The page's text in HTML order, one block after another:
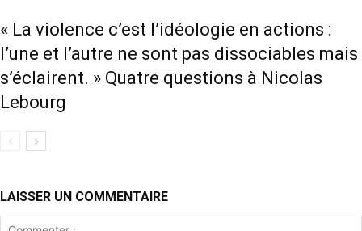
« La violence c’est l’idéologie en actions :
l’une et l’autre ne sont pas dissociables mais
s’éclairent. » Quatre questions à Nicolas
Lebourg
LAISSER UN COMMENTAIRE